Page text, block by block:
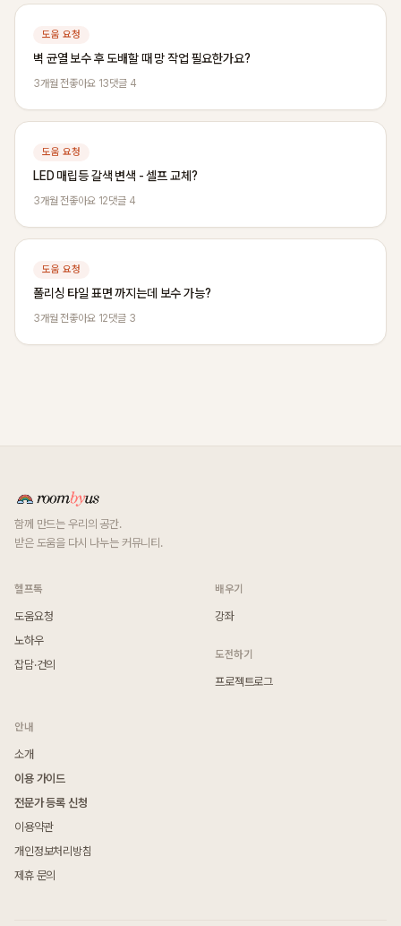
도움 요청
벽 균열 보수 후 도배할 때 망 작업 필요한가요?
3개월 전좋아요 13댓글 4
도움 요청
LED 매립등 갈색 변색 - 셀프 교체?
3개월 전좋아요 12댓글 4
도움 요청
폴리싱 타일 표면 까지는데 보수 가능?
3개월 전좋아요 12댓글 3
함께 만드는 우리의 공간.
받은 도움을 다시 나누는 커뮤니티.
헬프톡
도움요청
노하우
잡담·건의
배우기
강좌
도전하기
프로젝트로그
안내
소개
이용 가이드
전문가 등록 신청
이용약관
개인정보처리방침
제휴 문의